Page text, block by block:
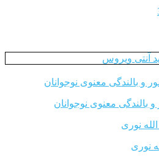
آنتی ویروس
بالندگی معنوی نوجوانان
نوری